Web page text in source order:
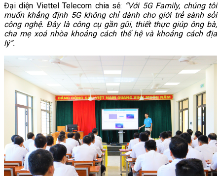
Đại diện Viettel Telecom chia sẻ: “Với 5G Family, chúng tôi
muốn khẳng định 5G không chỉ dành cho giới trẻ sành sỏi
công nghệ. Đây là công cụ gần gũi, thiết thực giúp ông bà,
cha mẹ xoá nhòa khoảng cách thế hệ và khoảng cách địa
lý”.